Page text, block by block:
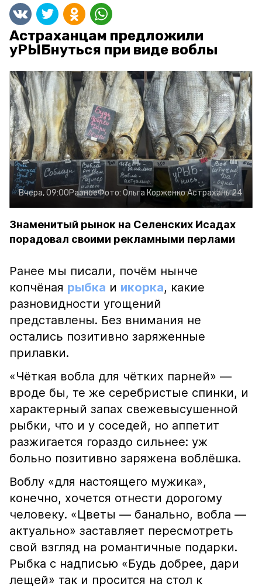
Астраханцам предложили
уРЫБнуться при виде воблы
Вчера, 09:00РазноеФото: Ольга КорженкоАстрахань 24
Знаменитый рынок на Селенских Исадах
порадовал своими рекламными перлами
Ранее мы писали, почём нынче
копчёная рыбка и икорка, какие
разновидности угощений
представлены. Без внимания не
остались позитивно заряженные
прилавки.
«Чёткая вобла для чётких парней» —
вроде бы, те же серебристые спинки, и
характерный запах свежевысушенной
рыбки, что и у соседей, но аппетит
разжигается гораздо сильнее: уж
больно позитивно заряжена воблёшка.
Воблу «для настоящего мужика»,
конечно, хочется отнести дорогому
человеку. «Цветы — банально, вобла —
актуально» заставляет пересмотреть
свой взгляд на романтичные подарки.
Рыбка с надписью «Будь добрее, дари
лещей» так и просится на стол к